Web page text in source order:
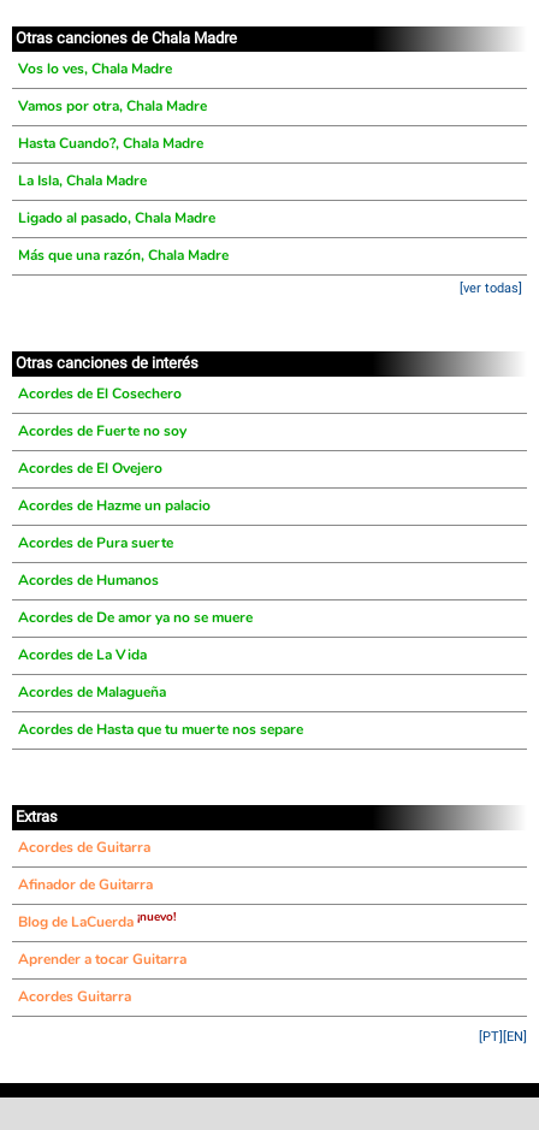
Otras canciones de Chala Madre
Vos lo ves, Chala Madre
Vamos por otra, Chala Madre
Hasta Cuando?, Chala Madre
La Isla, Chala Madre
Ligado al pasado, Chala Madre
Más que una razón, Chala Madre
[ver todas]
Otras canciones de interés
Acordes de El Cosechero
Acordes de Fuerte no soy
Acordes de El Ovejero
Acordes de Hazme un palacio
Acordes de Pura suerte
Acordes de Humanos
Acordes de De amor ya no se muere
Acordes de La Vida
Acordes de Malagueña
Acordes de Hasta que tu muerte nos separe
Extras
Acordes de Guitarra
Afinador de Guitarra
Blog de LaCuerda ¡nuevo!
Aprender a tocar Guitarra
Acordes Guitarra
[EN]
[PT]